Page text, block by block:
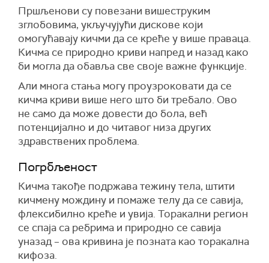
Пршљенови су повезани вишеструким
зглобовима, укључујући дискове који
омогућавају кичми да се креће у више праваца.
Кичма се природно криви напред и назад како
би могла да обавља све своје важне функције.
Али многа стања могу проузроковати да се
кичма криви више него што би требало. Ово
не само да може довести до бола, већ
потенцијално и до читавог низа других
здравствених проблема.
Погрбљеност
Кичма такође подржава тежину тела, штити
кичмену мождину и помаже телу да се савија,
флексибилно креће и увија. Торакални регион
се спаја са ребрима и природно се савија
уназад – ова кривина је позната као торакална
кифоза.